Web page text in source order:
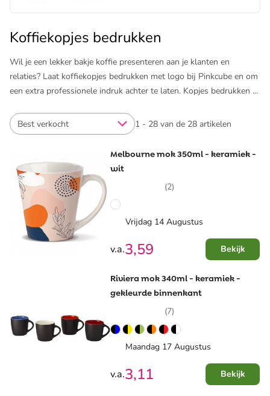
Koffiekopjes bedrukken
Wil je een lekker bakje koffie presenteren aan je klanten en
relaties? Laat koffiekopjes bedrukken met logo bij Pinkcube en om
een extra professionele indruk achter te laten. Kopjes bedrukken of
koffiekopjes zijn van hoogwaardige kwaliteit en te bestellen in
kleine oplage vanaf 5 stuks. Wil je koffiekopjes laten bedrukken
voor een 'gewone' kop koffie, cappuccino of espresso? Dankzij het
brede assortiment van Pinkcube vind je bij ons altijd de juiste
bedrukte koffiekopjes. Ook voor Senseo apparaten.
Met behulp van de filters aan de linkerzijde vind je supersnel je
favoriete koffiekopjes met logo. En vergeet ook niet onze andere
producten te bekijken, zoals ​
of ​bedrukte
. Alles om ervoor te zorgen dat je merk extra
1 - 28 van de 28 artikelen
Best verkocht
Melbourne mok 350ml - keramiek -
wit
(2)
Vrijdag 14 Augustus
v.a.3,59 Bekijk
Riviera mok 340ml - keramiek -
gekleurde binnenkant
(7)
Maandag 17 Augustus
v.a.3,11 Bekijk